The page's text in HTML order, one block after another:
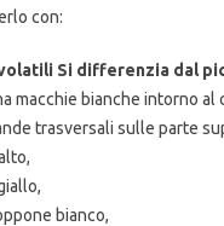
con:
Si differenzia dal
macchie bianche intorno al
trasversali sulle parte
bianco,